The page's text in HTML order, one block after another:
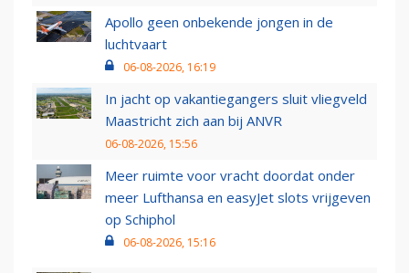
Apollo geen onbekende jongen in de
luchtvaart
06-08-2026, 16:19
In jacht op vakantiegangers sluit vliegveld
Maastricht zich aan bij ANVR
06-08-2026, 15:56
Meer ruimte voor vracht doordat onder
meer Lufthansa en easyJet slots vrijgeven
op Schiphol
06-08-2026, 15:16